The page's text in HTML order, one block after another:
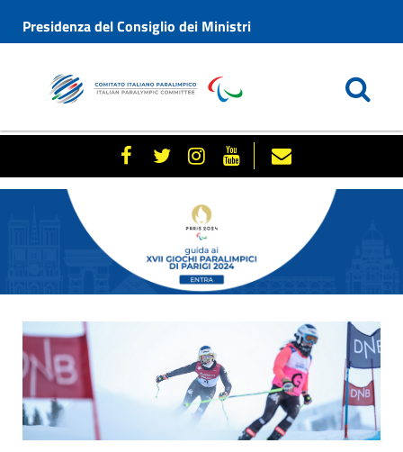
Presidenza del Consiglio dei Ministri